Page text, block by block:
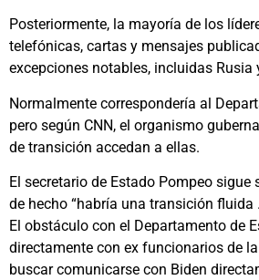
Posteriormente, la mayoría de los
telefónicas, cartas y mensajes
excepciones notables, incluidas Rusia
Normalmente correspondería al
pero según CNN, el organismo
de transición accedan a ellas.
El secretario de Estado Pompeo
de hecho “habría una transición
El obstáculo con el Departamento de
directamente con ex funcionarios de
buscar comunicarse con Biden